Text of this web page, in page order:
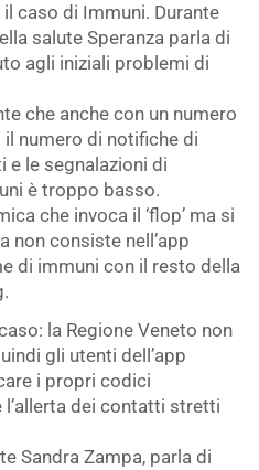
caso di Immuni. Durante
salute Speranza parla di
agli iniziali problemi di
che anche con un numero
numero di notifiche di
e le segnalazioni di
è troppo basso.
che invoca il ‘flop’ ma si
non consiste nell’app
di immuni con il resto della
la Regione Veneto non
gli utenti dell’app
i propri codici
dei contatti stretti
Sandra Zampa, parla di